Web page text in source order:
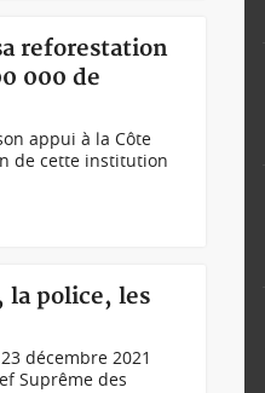
reforestation
000 de
appui à la Côte
de cette institution
police, les
décembre 2021
Suprême des